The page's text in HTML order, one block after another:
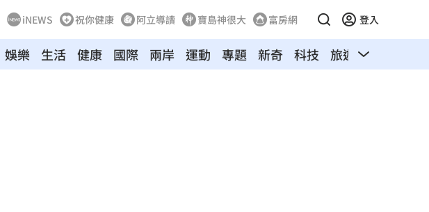
iNEWS 祝你健康 阿立導讀 寶島神很大 富房網 登入
娛樂 生活 健康 國際 兩岸 運動 專題 新奇 科技 旅遊 汽車